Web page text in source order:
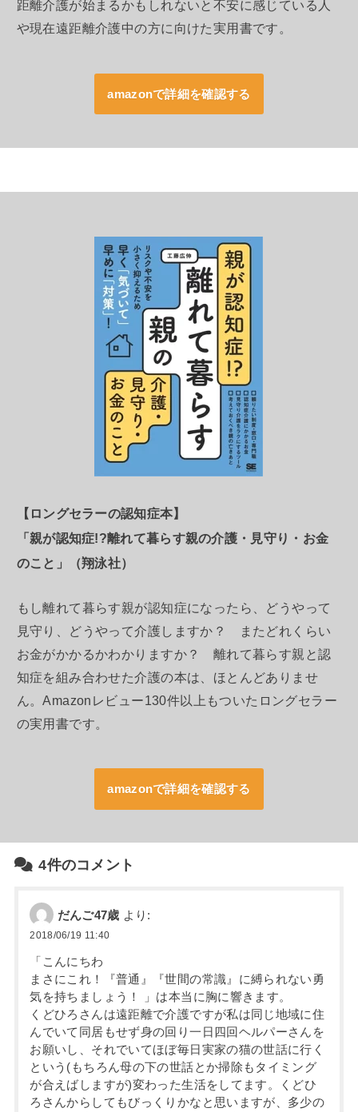
距離介護が始まるかもしれないと不安に感じている人
や現在遠距離介護中の方に向けた実用書です。
amazonで詳細を確認する
【ロングセラーの認知症本】
「親が認知症!?離れて暮らす親の介護・見守り・お金
のこと」（翔泳社）
もし離れて暮らす親が認知症になったら、どうやって
見守り、どうやって介護しますか？ またどれくらい
お金がかかるかわかりますか？ 離れて暮らす親と認
知症を組み合わせた介護の本は、ほとんどありませ
ん。Amazonレビュー130件以上もついたロングセラー
の実用書です。
amazonで詳細を確認する
4件のコメント
だんご47歳 より:
2018/06/19 11:40
「こんにちわ
まさにこれ！『普通』『世間の常識』に縛られない勇
気を持ちましょう！ 」は本当に胸に響きます。
くどひろさんは遠距離で介護ですが私は同じ地域に住
んでいて同居もせず身の回り一日四回ヘルパーさんを
お願いし、それでいてほぼ毎日実家の猫の世話に行く
という(もちろん母の下の世話とか掃除もタイミング
が合えばしますが)変わった生活をしてます。くどひ
ろさんからしてもびっくりかなと思いますが、多少の